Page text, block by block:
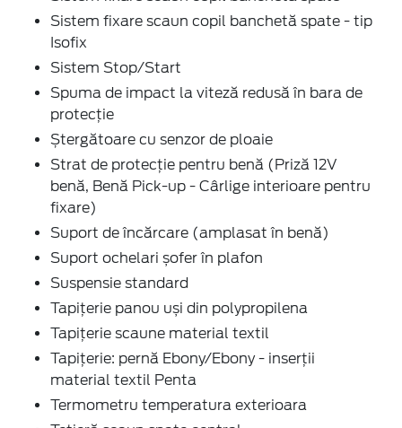
Sistem fixare scaun copil banchetă spate - tip
Isofix
Sistem Stop/Start
Spuma de impact la viteză redusă în bara de
protecție
Ștergătoare cu senzor de ploaie
Strat de protecție pentru benă (Priză 12V
benă, Benă Pick-up - Cârlige interioare pentru
fixare)
Suport de încărcare (amplasat în benă)
Suport ochelari șofer în plafon
Suspensie standard
Tapițerie panou uși din polypropilena
Tapițerie scaune material textil
Tapițerie: pernă Ebony/Ebony - inserții
material textil Penta
Termometru temperatura exterioara